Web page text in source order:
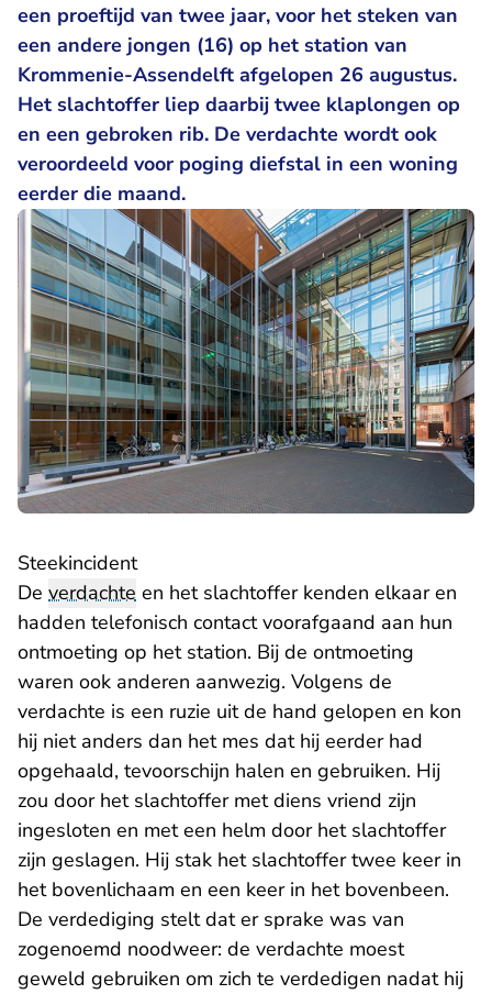
een proeftijd van twee jaar, voor het steken van
een andere jongen (16) op het station van
Krommenie-Assendelft afgelopen 26 augustus.
Het slachtoffer liep daarbij twee klaplongen op
en een gebroken rib. De verdachte wordt ook
veroordeeld voor poging diefstal in een woning
eerder die maand.
Steekincident
De verdachte en het slachtoffer kenden elkaar en
hadden telefonisch contact voorafgaand aan hun
ontmoeting op het station. Bij de ontmoeting
waren ook anderen aanwezig. Volgens de
verdachte is een ruzie uit de hand gelopen en kon
hij niet anders dan het mes dat hij eerder had
opgehaald, tevoorschijn halen en gebruiken. Hij
zou door het slachtoffer met diens vriend zijn
ingesloten en met een helm door het slachtoffer
zijn geslagen. Hij stak het slachtoffer twee keer in
het bovenlichaam en een keer in het bovenbeen.
De verdediging stelt dat er sprake was van
zogenoemd noodweer: de verdachte moest
geweld gebruiken om zich te verdedigen nadat hij